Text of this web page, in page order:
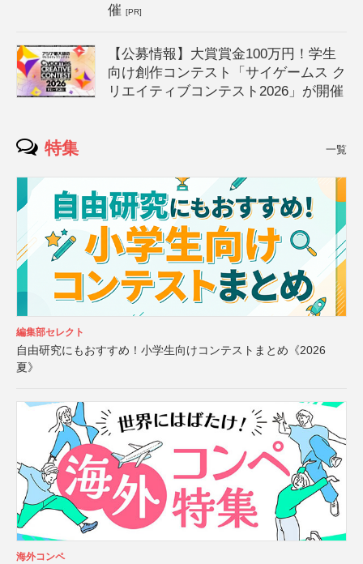
催[PR]
【公募情報】大賞賞金100万円！学生
向け創作コンテスト「サイゲームス ク
リエイティブコンテスト2026」が開催
特集 一覧
編集部セレクト
自由研究にもおすすめ！小学生向けコンテストまとめ《2026
夏》
海外コンペ